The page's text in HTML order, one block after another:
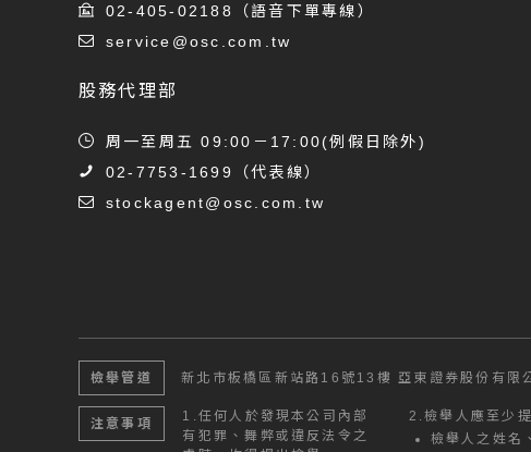
02-405-02188
（語音下單專線）
service@osc.com.tw
股務代理部
周一至周五 09:00－17:00(例假日除外)
02-7753-1699
（代表線）
stockagent@osc.com.tw
檢舉管道 新北市板橋區新站路16號13樓亞東證券股份有限
注意事項 1.任何人於發現本公司內部
有犯罪、舞弊或違反法令之
2.檢舉人應至少
檢舉人之姓名